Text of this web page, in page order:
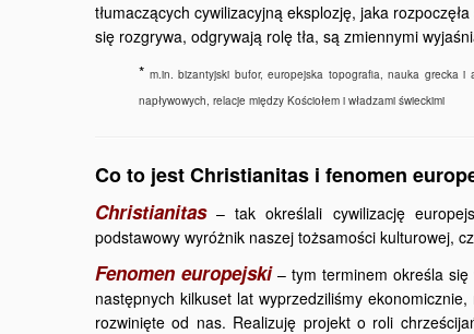
tłumaczących cywilizacyjną eksplozję, jaka
się rozgrywa, odgrywają rolę tła, są zmiennymi
* m.in. bizantyjski bufor, europejska topografia, nauka grecka i
napływowych, relacje między Kościołem i władzami świeckimi
Co to jest Christianitas i fenomen
Christianitas– tak określali cywilizację
podstawowy wyróżnik naszej tożsamości kulturowej,
Fenomen europejski– tym terminem określa się
następnych kilkuset lat wyprzedziliśmy
rozwinięte od nas. Realizuję projekt o roli